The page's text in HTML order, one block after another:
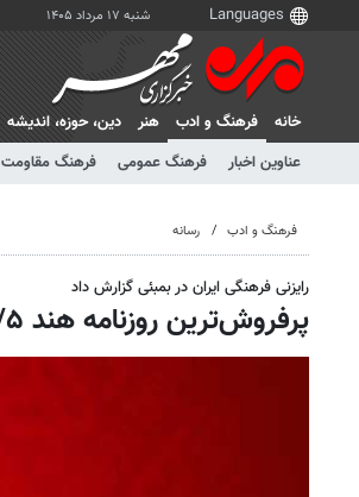
شنبه ۱۷ مرداد ۱۴۰۵
خانه
فرهنگ و ادب
عناوین اخبار
فرهنگ عمومی فرهنگ مقاومت
هنر دين، حوزه، انديشه
فرهنگ و ادب رسانه
رایزنی فرهنگی ایران در بمبئی گزارش داد
پرفروش‌ترین روزنامه هند ۶/۵ میلیون مخاطب روزانه دارد